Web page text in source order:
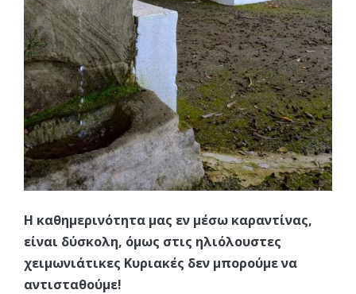
Η καθημερινότητα μας εν μέσω καραντίνας,
είναι δύσκολη, όμως στις ηλιόλουστες
χειμωνιάτικες Κυριακές δεν μπορούμε να
αντισταθούμε!